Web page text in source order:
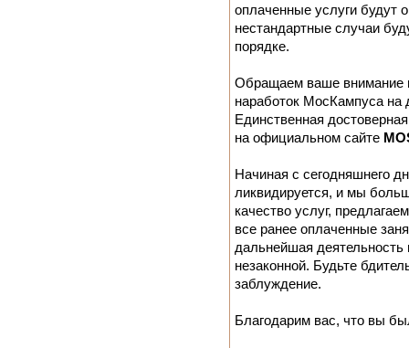
оплаченные услуги будут
нестандартные случаи
порядке.
Обращаем ваше внимание
наработок МосКампуса на
Единственная
на официальном сайте
Начиная с сегодняшнего
ликвидируется, и мы
качество услуг,
все ранее оплаченные
дальнейшая
незаконной. Будьте
заблуждение.
Благодарим вас, что вы